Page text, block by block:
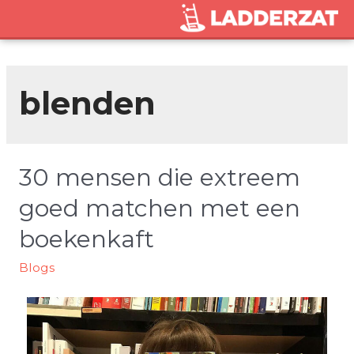
blenden
30 mensen die extreem
goed matchen met een
boekenkaft
Blogs